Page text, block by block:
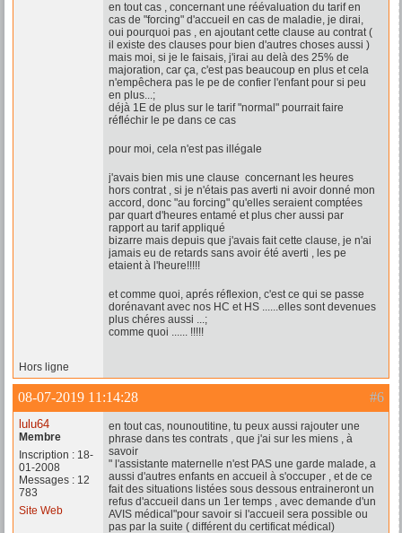
en tout cas , concernant une réévaluation du tarif en
cas de "forcing" d'accueil en cas de maladie, je dirai,
oui pourquoi pas , en ajoutant cette clause au contrat (
il existe des clauses pour bien d'autres choses aussi )
mais moi, si je le faisais, j'irai au delà des 25% de
majoration, car ça, c'est pas beaucoup en plus et cela
n'empêchera pas le pe de confier l'enfant pour si peu
en plus...;
déjà 1E de plus sur le tarif "normal" pourrait faire
réfléchir le pe dans ce cas
pour moi, cela n'est pas illégale
j'avais bien mis une clause concernant les heures
hors contrat , si je n'étais pas averti ni avoir donné mon
accord, donc "au forcing" qu'elles seraient comptées
par quart d'heures entamé et plus cher aussi par
rapport au tarif appliqué
bizarre mais depuis que j'avais fait cette clause, je n'ai
jamais eu de retards sans avoir été averti , les pe
etaient à l'heure!!!!!
et comme quoi, aprés réflexion, c'est ce qui se passe
dorénavant avec nos HC et HS ......elles sont devenues
plus chéres aussi ...;
comme quoi ...... !!!!!
Hors ligne
#6
08-07-2019 11:14:28
lulu64
Membre
Inscription : 18-
01-2008
Messages : 12
783
Site Web
en tout cas, nounoutitine, tu peux aussi rajouter une
phrase dans tes contrats , que j'ai sur les miens , à
savoir
" l'assistante maternelle n'est PAS une garde malade, a
aussi d'autres enfants en accueil à s'occuper , et de ce
fait des situations listées sous dessous entraineront un
refus d'accueil dans un 1er temps , avec demande d'un
AVIS médical"pour savoir si l'accueil sera possible ou
pas par la suite ( différent du certificat médical)